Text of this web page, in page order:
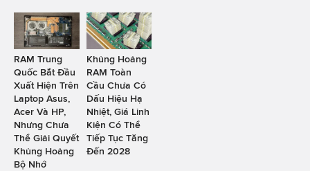
RAM Trung
Quốc Bắt Đầu
Xuất Hiện Trên
Laptop Asus,
Acer Và HP,
Nhưng Chưa
Thể Giải Quyết
Khủng Hoảng
Bộ Nhớ
Khủng Hoảng
RAM Toàn
Cầu Chưa Có
Dấu Hiệu Hạ
Nhiệt, Giá Linh
Kiện Có Thể
Tiếp Tục Tăng
Đến 2028